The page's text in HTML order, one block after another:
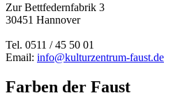
Zur Bettfedernfabrik 3
30451 Hannover
Tel. 0511 / 45 50 01
Email: info@kulturzentrum-faust.de
Farben der Faust